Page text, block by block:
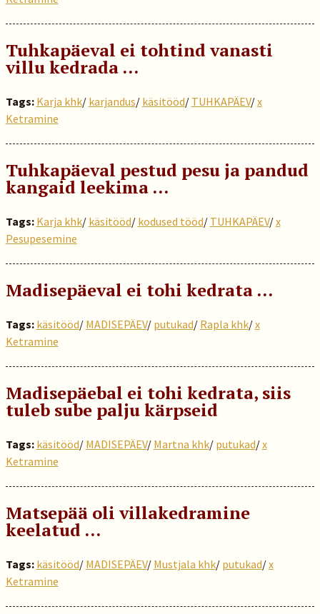
Tuhkapäeval ei tohtind vanasti
villu kedrada …
Tags: Karja khk/ karjandus/ käsitööd/ TUHKAPÄEV/x
Ketramine
Tuhkapäeval pestud pesu ja pandud
kangaid leekima …
Tags: Karja khk/ käsitööd/ kodused tööd/ TUHKAPÄEV/x
Pesupesemine
Madisepäeval ei tohi kedrata ...
Tags: käsitööd/ MADISEPÄEV/ putukad/ Rapla khk/x
Ketramine
Madisepäebal ei tohi kedrata, siis
tuleb sube palju kärpseid
Tags: käsitööd/ MADISEPÄEV/ Martna khk/ putukad/x
Ketramine
Matsepää oli villakedramine
keelatud …
Tags: käsitööd/ MADISEPÄEV/ Mustjala khk/ putukad/x
Ketramine